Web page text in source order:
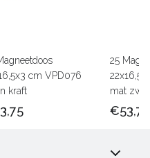
cm VPD076
kraft
25
mat
€53,75